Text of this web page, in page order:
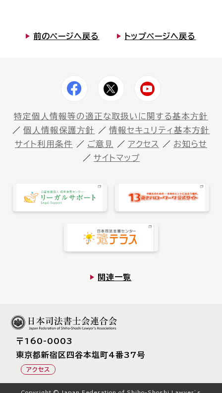
前のページへ戻る トップページへ戻る
特定個⼈情報等の適正な取扱いに関する基本⽅針
個⼈情報保護⽅針
情報セキュリティ基本方針
サイト利⽤条件
ご意⾒ アクセス
お知らせ
サイトマップ
関連一覧
〒160-0003
東京都新宿区四⾕本塩町4番37号
アクセス